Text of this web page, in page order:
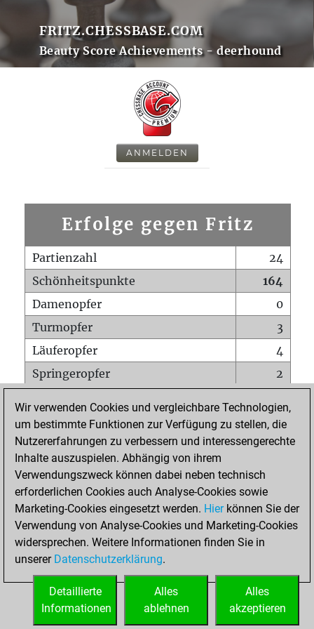
FRITZ.CHESSBASE.COM
Beauty Score Achievements - deerhound
ANMELDEN
Erfolge gegen Fritz
Partienzahl
24
Schönheitspunkte
164
Damenopfer
0
Turmopfer
3
Läuferopfer
4
Springeropfer
2
Matt auf vollem Brett
0
Bauer setzt Matt
0
Erstickte Matts
Unterverwandlungen
Türme auf der siebten
0
STARTSEITE
Wir verwenden Cookies und vergleichbare Technologien,
um bestimmte Funktionen zur Verfügung zu stellen, die
Nutzererfahrungen zu verbessern und interessengerechte
Inhalte auszuspielen. Abhängig von ihrem
Verwendungszweck können dabei neben technisch
erforderlichen Cookies auch Analyse-Cookies sowie
Marketing-Cookies eingesetzt werden. Hierkönnen Sie der
Verwendung von Analyse-Cookies und Marketing-Cookies
widersprechen. Weitere Informationen finden Sie in
unserer Datenschutzerklärung.
Alles
akzeptieren
Alles
ablehnen
Detaillierte
Informationen